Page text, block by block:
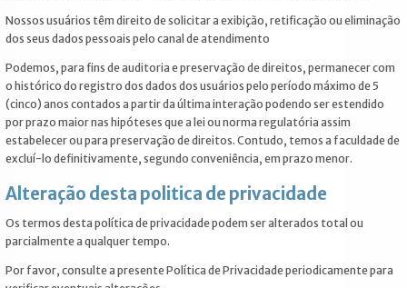
Nossos usuários têm direito de solicitar a exibição, retificação ou eliminação
dos seus dados pessoais pelo canal de atendimento
Podemos, para fins de auditoria e preservação de direitos, permanecer com
o histórico do registro dos dados dos usuários pelo período máximo de 5
(cinco) anos contados a partir da última interação podendo ser estendido
por prazo maior nas hipóteses que a lei ou norma regulatória assim
estabelecer ou para preservação de direitos. Contudo, temos a faculdade de
excluí-lo definitivamente, segundo conveniência, em prazo menor.
Alteração desta politica de privacidade
Os termos desta política de privacidade podem ser alterados total ou
parcialmente a qualquer tempo.
Por favor, consulte a presente Política de Privacidade periodicamente para